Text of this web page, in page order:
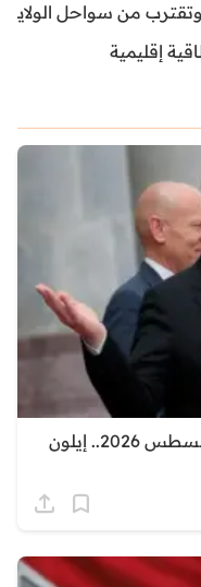
وتقترب من سواحل
إقليمية
أغنى 10 أشخاص في العالم خلال أغسطس 2026.. إيلون